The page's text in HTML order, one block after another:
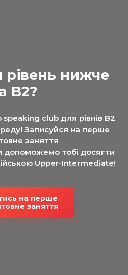
нижче
B2?
club для рівнів B2
Записуйся на перше
заняття
допоможемо тобі досягти
Upper-Intermediate!
на перше
заняття